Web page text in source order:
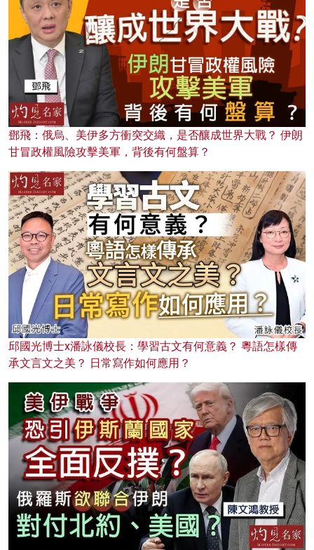
鄧飛：俄烏、美伊多方衝突交織，是否釀成世界大戰？ 伊朗
甘冒政權風險攻擊美軍，背後有何盤算？
邱國光博士x潘詠儀校長：學習古文有何意義？ 粵語怎樣傳
承文言文之美？ 日常寫作如何應用？